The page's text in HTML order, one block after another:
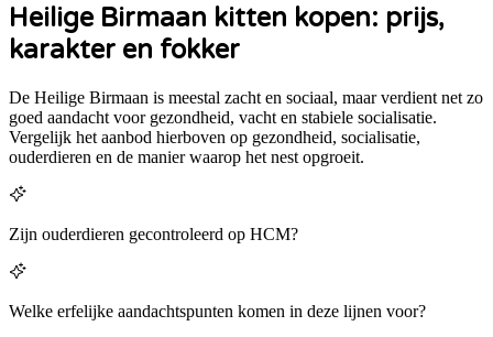
Heilige Birmaan kitten kopen: prijs,
karakter en fokker
De Heilige Birmaan is meestal zacht en sociaal, maar verdient net zo
goed aandacht voor gezondheid, vacht en stabiele socialisatie.
Vergelijk het aanbod hierboven op gezondheid, socialisatie,
ouderdieren en de manier waarop het nest opgroeit.
Zijn ouderdieren gecontroleerd op HCM?
Welke erfelijke aandachtspunten komen in deze lijnen voor?